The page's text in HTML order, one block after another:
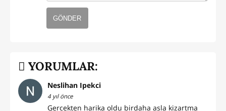
GÖNDER
YORUMLAR:
Neslihan Ipekci
4 yıl önce
Gercekten harika oldu birdaha asla kizartma